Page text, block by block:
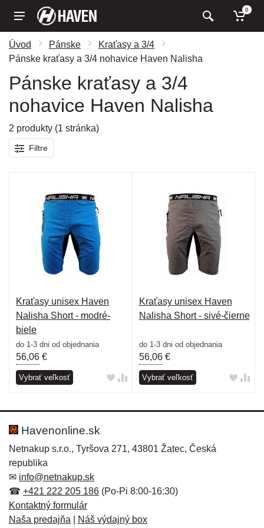
0
Úvod Pánske
Kraťasy a 3/4
Pánske kraťasy a 3/4 nohavice Haven Nalisha
Pánske kraťasy a 3/4
nohavice Haven Nalisha
2 produkty (1 stránka)
Filtre
Kraťasy unisex Haven
Nalisha Short - modré-
biele
do 1-3 dni od objednania
56,06 €
Vybrať veľkosť
Kraťasy unisex Haven
Nalisha Short - sivé-čierne
do 1-3 dni od objednania
56,06€
Vybrať veľkosť
Havenonline.sk
Netnakup s.r.o., Tyršova 271, 43801 Žatec, Česká
republika
✉ info@netnakup.sk
☎ +421 222 205 186 (Po-Pi 8:00-16:30)
Kontaktný formulár
Naša predajňa
Náš výdajný box